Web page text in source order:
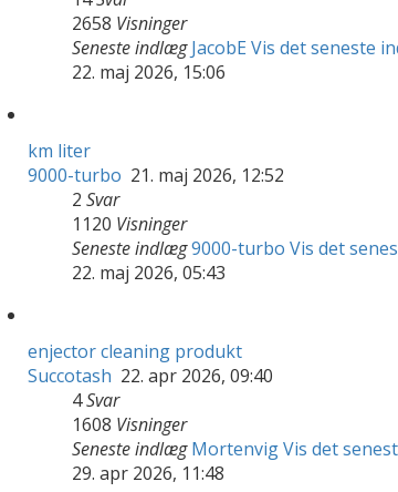
2658 Visninger
Seneste indlægJacobE Vis det seneste
22. maj 2026, 15:06
km liter
9000-turbo 21. maj 2026, 12:52
2 Svar
1120 Visninger
Seneste indlæg9000-turbo Vis det
22. maj 2026, 05:43
enjector cleaning produkt
Succotash 22. apr 2026, 09:40
4Svar
1608 Visninger
Seneste indlægMortenvigVis det
29. apr 2026, 11:48